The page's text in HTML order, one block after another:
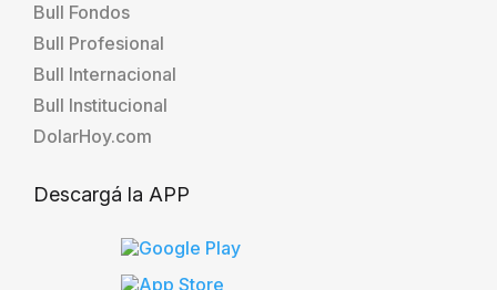
Bull Fondos
Bull Profesional
Bull Internacional
Bull Institucional
DolarHoy.com
Descargá la APP